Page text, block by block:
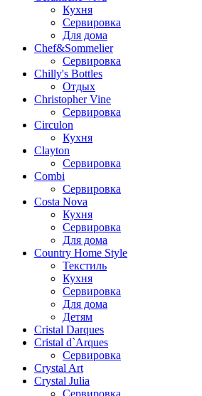
Кухня
Сервировка
Для дома
Chef&Sommelier
Сервировка
Chilly's Bottles
Отдых
Christopher Vine
Сервировка
Circulon
Кухня
Clayton
Сервировка
Combi
Сервировка
Costa Nova
Кухня
Сервировка
Для дома
Country Home Style
Текстиль
Кухня
Сервировка
Для дома
Детям
Cristal Darques
Cristal d`Arques
Сервировка
Crystal Art
Crystal Julia